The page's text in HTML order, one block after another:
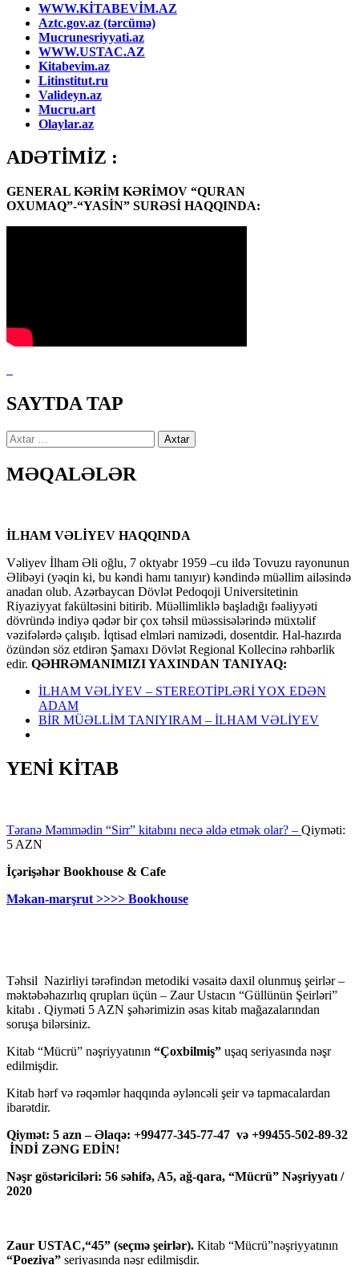
WWW.KİTABEVİM.AZ
Aztc.gov.az (tərcümə)
Mucrunesriyyati.az
WWW.USTAC.AZ
Kitabevim.az
Litinstitut.ru
Valideyn.az
Mucru.art
Olaylar.az
ADƏTİMİZ :
GENERAL KƏRİM KƏRİMOV “QURAN
OXUMAQ”-“YASİN” SURƏSİ HAQQINDA:
SAYTDA TAP
Axtarış:
MƏQALƏLƏR
İLHAM VƏLİYEV HAQQINDA
Vəliyev İlham Əli oğlu, 7 oktyabr 1959 –cu ildə Tovuzu rayonunun
Əlibəyi (yəqin ki, bu kəndi hamı tanıyır) kəndində müəllim ailəsində
anadan olub. Azərbaycan Dövlət Pedoqoji Universitetinin
Riyaziyyat fakültəsini bitirib. Müəllimliklə başladığı fəaliyyəti
dövründə indiyə qədər bir çox təhsil müəssisələrində müxtəlif
vəzifələrdə çalışıb. İqtisad elmləri namizədi, dosentdir. Hal-hazırda
özündən söz etdirən Şamaxı Dövlət Regional Kollecinə rəhbərlik
edir. QƏHRƏMANIMIZI YAXINDAN TANIYAQ:
İLHAM VƏLİYEV – STEREOTİPLƏRİ YOX EDƏN
ADAM
BİR MÜƏLLİM TANIYIRAM – İLHAM VƏLİYEV
YENİ KİTAB
Təranə Məmmədin “Sirr” kitabını necə əldə etmək olar? – Qiyməti:
5 AZN
İçərişəhər Bookhouse & Cafe
Məkan-marşrut >>>> Bookhouse
Təhsil Nazirliyi tərəfindən metodiki vəsaitə daxil olunmuş şeirlər –
məktəbəhazırlıq qrupları üçün – Zaur Ustacın “Güllünün Şeirləri”
kitabı . Qiyməti 5 AZN şəhərimizin əsas kitab mağazalarından
soruşa bilərsiniz.
Kitab “Mücrü” nəşriyyatının “Çoxbilmiş” uşaq seriyasında nəşr
edilmişdir.
Kitab hərf və rəqəmlər haqqında əyləncəli şeir və tapmacalardan
ibarətdir.
Qiymət: 5 azn – Əlaqə: +99477-345-77-47 və +99455-502-89-32
İNDİ ZƏNG EDİN!
Nəşr göstəriciləri: 56 səhifə, A5, ağ-qara, “Mücrü” Nəşriyyatı /
2020
Zaur USTAC,“45” (seçmə şeirlər). Kitab “Mücrü”nəşriyyatının
“Poeziya” seriyasında nəşr edilmişdir.